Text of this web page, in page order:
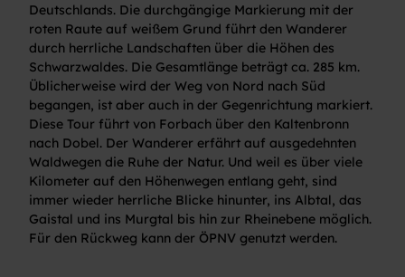
Deutschlands. Die durchgängige Markierung mit der
roten Raute auf weißem Grund führt den Wanderer
durch herrliche Landschaften über die Höhen des
Schwarzwaldes. Die Gesamtlänge beträgt ca. 285 km.
Üblicherweise wird der Weg von Nord nach Süd
begangen, ist aber auch in der Gegenrichtung markiert.
Diese Tour führt von Forbach über den Kaltenbronn
nach Dobel. Der Wanderer erfährt auf ausgedehnten
Waldwegen die Ruhe der Natur. Und weil es über viele
Kilometer auf den Höhenwegen entlang geht, sind
immer wieder herrliche Blicke hinunter, ins Albtal, das
Gaistal und ins Murgtal bis hin zur Rheinebene möglich.
Für den Rückweg kann der ÖPNV genutzt werden.